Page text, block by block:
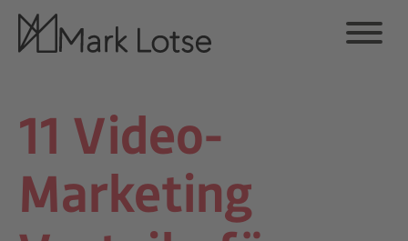
11 Video-
Marketing